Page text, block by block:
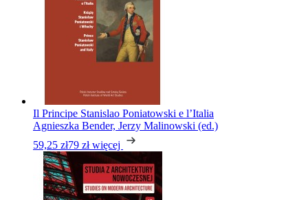
Il Principe Stanislao Poniatowski e l’Italia
Agnieszka Bender, Jerzy Malinowski (ed.)
59,25 zł79 zł więcej